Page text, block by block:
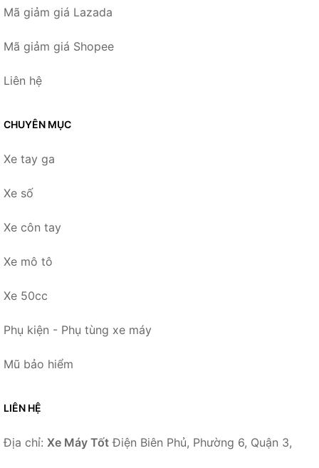
Mã giảm giá Lazada
Mã giảm giá Shopee
Liên hệ
CHUYÊN MỤC
Xe tay ga
Xe số
Xe côn tay
Xe mô tô
Xe 50cc
Phụ kiện - Phụ tùng xe máy
Mũ bảo hiểm
LIÊN HỆ
Địa chỉ: Xe Máy Tốt Điện Biên Phủ, Phường 6, Quận 3,